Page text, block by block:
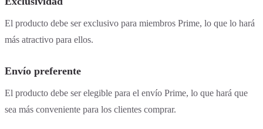
El producto debe ser exclusivo para miembros Prime, lo que lo hará
más atractivo para ellos.
Envío preferente
El producto debe ser elegible para el envío Prime, lo que hará que
sea más conveniente para los clientes comprar.